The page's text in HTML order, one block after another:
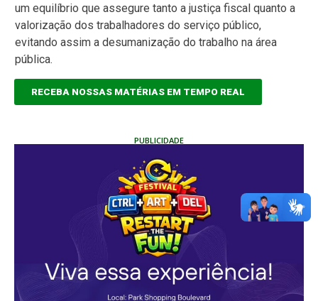
um equilíbrio que assegure tanto a justiça fiscal quanto a
valorização dos trabalhadores do serviço público,
evitando assim a desumanização do trabalho na área
pública.
RECEBA NOSSAS MATÉRIAS EM TEMPO REAL
PUBLICIDADE